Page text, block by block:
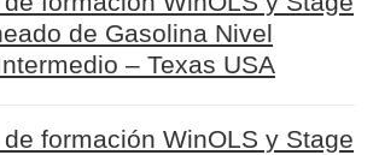
de Gasolina Nivel
– Texas USA
formación WinOLS y Stage